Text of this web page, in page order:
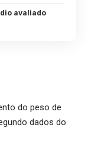
avaliado
do peso de
dados do